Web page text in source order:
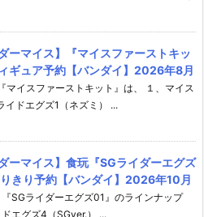
ーマイス】『マイスファーストキッ
ギュア予約【バンダイ】2026年8月
『マイスファーストキット』は、 １、マイス
イドエグズ1（ネズミ） ...
ーマイス】食玩『SGライダーエグズ
きり予約【バンダイ】2026年10月
『SGライダーエグズ01』のラインナップ
エグズ4（SGver.） ...